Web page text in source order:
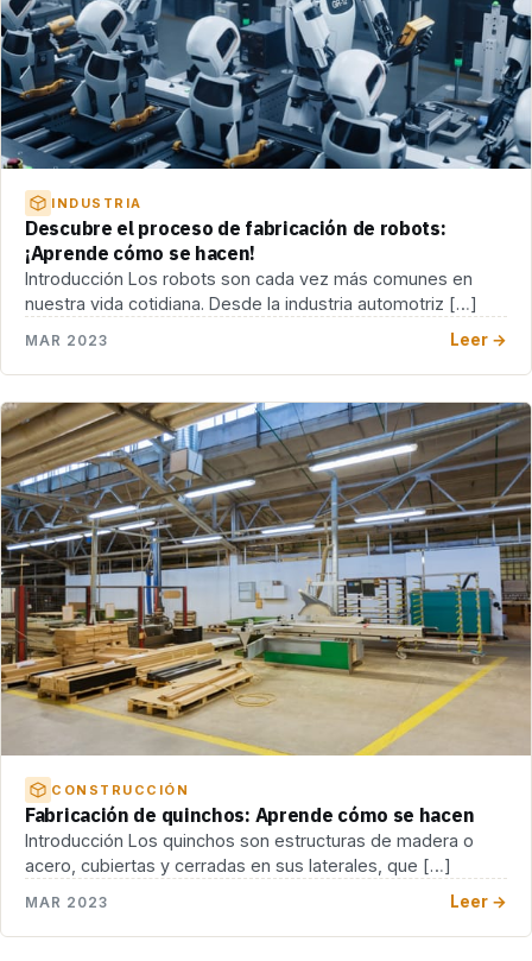
INDUSTRIA
Descubre el proceso de fabricación de robots:
¡Aprende cómo se hacen!
Introducción Los robots son cada vez más comunes en
nuestra vida cotidiana. Desde la industria automotriz […]
MAR 2023 Leer →
CONSTRUCCIÓN
Fabricación de quinchos: Aprende cómo se hacen
Introducción Los quinchos son estructuras de madera o
acero, cubiertas y cerradas en sus laterales, que […]
MAR 2023 Leer →